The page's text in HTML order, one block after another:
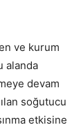
ve kurum
alanda
devam
soğutucu
etkisine